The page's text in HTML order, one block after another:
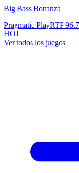
Big Bass Bonanza
Pragmatic PlayRTP
HOT
Ver todos los juegos